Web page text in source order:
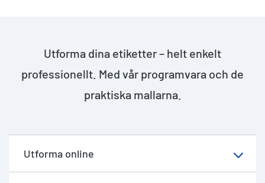
Utforma dina etiketter – helt enkelt
professionellt. Med vår programvara och de
praktiska mallarna.
Utforma online